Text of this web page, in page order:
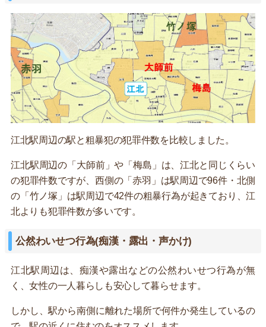
江北駅周辺の駅と粗暴犯の犯罪件数を比較しました。
江北駅周辺の「大師前」や「梅島」は、江北と同じくらい
の犯罪件数ですが、西側の「赤羽」は駅周辺で96件・北側
の「竹ノ塚」は駅周辺で42件の粗暴行為が起きており、江
北よりも犯罪件数が多いです。
公然わいせつ行為(痴漢・露出・声かけ)
江北駅周辺は、痴漢や露出などの公然わいせつ行為が無
く、女性の一人暮らしも安心して暮らせます。
しかし、駅から南側に離れた場所で何件か発生しているの